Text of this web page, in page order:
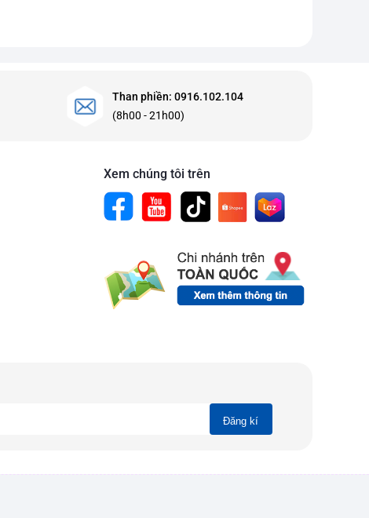
Than phiền: 0916.102.104
(8h00 - 21h00)
Xem chúng tôi trên
Đăng kí